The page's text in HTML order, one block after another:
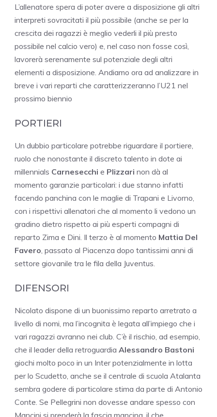
L’allenatore spera di poter avere a disposizione gli altri
interpreti sovracitati il più possibile (anche se per la
crescita dei ragazzi è meglio vederli il più presto
possibile nel calcio vero) e, nel caso non fosse così,
lavorerà serenamente sul potenziale degli altri
elementi a disposizione. Andiamo ora ad analizzare in
breve i vari reparti che caratterizzeranno l’U21 nel
prossimo biennio
PORTIERI
Un dubbio particolare potrebbe riguardare il portiere,
ruolo che nonostante il discreto talento in dote ai
millennials Carnesecchi e Plizzari non dà al
momento garanzie particolari: i due stanno infatti
facendo panchina con le maglie di Trapani e Livorno,
con i rispettivi allenatori che al momento li vedono un
gradino dietro rispetto ai più esperti compagni di
reparto Zima e Dini. Il terzo è al momento Mattia Del
Favero, passato al Piacenza dopo tantissimi anni di
settore giovanile tra le fila della Juventus.
DIFENSORI
Nicolato dispone di un buonissimo reparto arretrato a
livello di nomi, ma l’incognita è legata all’impiego che i
vari ragazzi avranno nei club. C’è il rischio, ad esempio,
che il leader della retroguardia Alessandro Bastoni
giochi molto poco in un Inter potenzialmente in lotta
per lo Scudetto, anche se il centrale di scuola Atalanta
sembra godere di particolare stima da parte di Antonio
Conte. Se Pellegrini non dovesse andare spesso con
Mancini si prenderà la fascia mancina, il che